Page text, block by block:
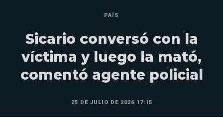
PAÍS
Sicario conversó con la
víctima y luego la mató,
comentó agente policial
25 DE JULIO DE 2026 17:15